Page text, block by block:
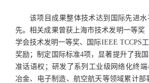
该项目成果整体技术达到国际先进
先。相关成果曾获上海市技术发明一等奖
学会技术发明一等奖、国际IEEE TCCPS
奖励；制定国际标准4项，显著提升了我
准话语权；研发了系列工业级网络化终
冶金、电子制造、航空航天等领域累计部